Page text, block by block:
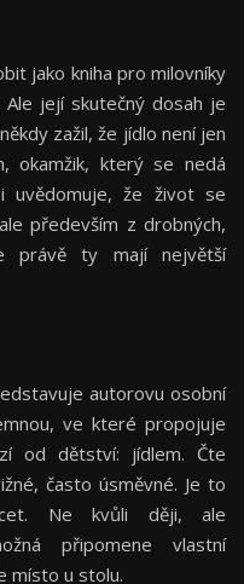
jako kniha pro milovníky
její skutečný dosah je
zažil, že jídlo není jen
okamžik, který se nedá
uvědomuje, že život se
především z drobných,
právě ty mají největší
autorovu osobní
ve které propojuje
od dětství: jídlem. Čte
často úsměvné. Je to
Ne kvůli ději, ale
připomene vlastní
místo u stolu.